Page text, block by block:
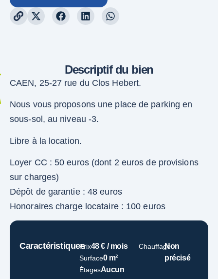
Descriptif du bien
CAEN, 25-27 rue du Clos Hebert.
Nous vous proposons une place de parking en
sous-sol, au niveau -3.
Libre à la location.
Loyer CC : 50 euros (dont 2 euros de provisions
sur charges)
Dépôt de garantie : 48 euros
Honoraires charge locataire : 100 euros
CaractéristiquesPrix48 € / mois
Surface0 m²
ÉtagesAucun
ChauffageNon
précisé